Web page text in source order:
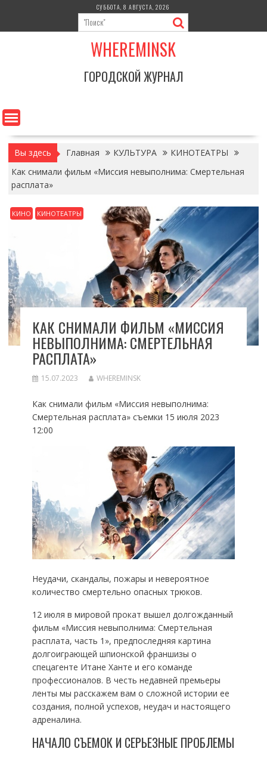
содержимому
СУББОТА, 8 АВГУСТА, 2026
WHEREMINSK
ГОРОДСКОЙ ЖУРНАЛ
Вы здесь Главная КУЛЬТУРА
КИНОТЕАТРЫ
Как снимали фильм «Миссия невыполнима: Смертельная
расплата»
КИНО КИНОТЕАТРЫ
КАК СНИМАЛИ ФИЛЬМ «МИССИЯ
НЕВЫПОЛНИМА: СМЕРТЕЛЬНАЯ
РАСПЛАТА»
15.07.2023 WHEREMINSK
Как снимали фильм «Миссия невыполнима:
Смертельная расплата» съемки 15 июля 2023
12:00
Неудачи, скандалы, пожары и невероятное
количество смертельно опасных трюков.
12 июля в мировой прокат вышел долгожданный
фильм «Миссия невыполнима: Смертельная
расплата, часть 1», предпоследняя картина
долгоиграющей шпионской франшизы о
спецагенте Итане Ханте и его команде
профессионалов. В честь недавней премьеры
ленты мы расскажем вам о сложной истории ее
создания, полной успехов, неудач и настоящего
адреналина.
НАЧАЛО СЪЕМОК И СЕРЬЕЗНЫЕ ПРОБЛЕМЫ